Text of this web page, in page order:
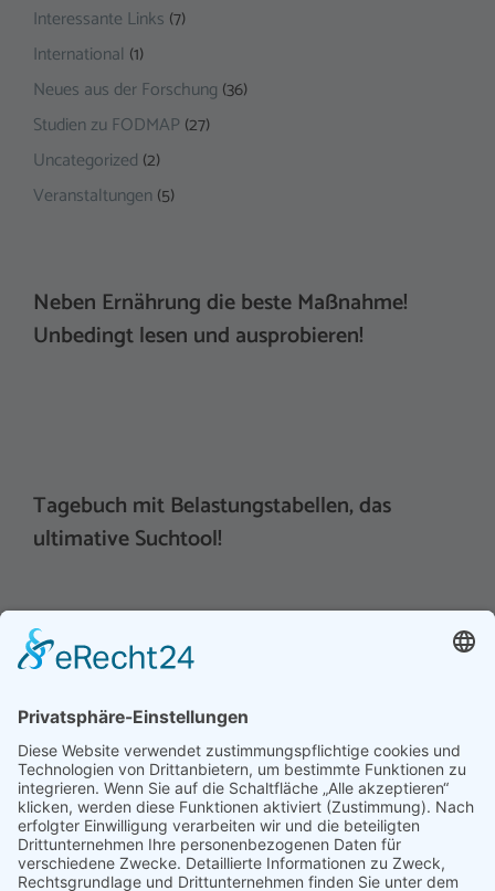
Interessante Links (7)
International (1)
Neues aus der Forschung (36)
Studien zu FODMAP (27)
Uncategorized (2)
Veranstaltungen (5)
Neben Ernährung die beste Maßnahme!
Unbedingt lesen und ausprobieren!
Tagebuch mit Belastungstabellen, das
ultimative Suchtool!
Hinweis an unsere Leser: Wir erstellen für Sie
Informationsseiten. Die Informationen enthalten Affiliate
links zu Amazon, in diesem Zusammenhang erhalten wir
von Partnern eine Provision, sofern ein Kauf zustande
kommt. Für Sie ändert sich dadurch nichts.